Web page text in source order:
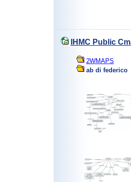
IHMC Public
2WMAPS
ab di federico